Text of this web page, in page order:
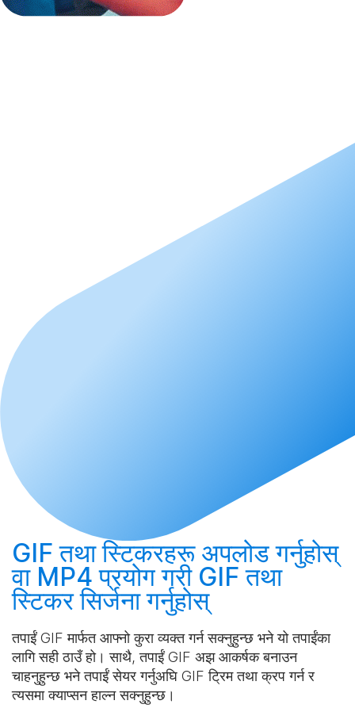
GIF तथा स्टिकरहरू अपलोड गर्नुहोस्
वा MP4 प्रयोग गरी GIF तथा
स्टिकरसिर्जना गर्नुहोस्
तपाईं GIF मार्फत आफ्नो कुरा व्यक्त गर्न सक्नुहुन्छ भने यो तपाईंका
लागि सही ठाउँ हो। साथै, तपाईं GIF अझ आकर्षक बनाउन
चाहनुहुन्छ भने तपाईं सेयर गर्नुअघि GIF ट्रिम तथा क्रप गर्न र
त्यसमा क्याप्सन हाल्न सक्नुहुन्छ।